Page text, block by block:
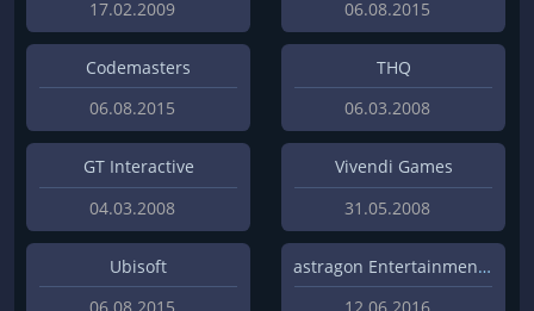
17.02.2009 06.08.2015
Codemasters
06.08.2015
THQ
06.03.2008
GT Interactive
04.03.2008
Vivendi Games
31.05.2008
Ubisoft
astragon Entertainment GmbH